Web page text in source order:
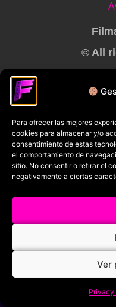
Para ofrecer las mejores
cookies para almacenar y/o
consentimiento de estas
el comportamiento de
sitio. No consentir o retirar el
negativamente a ciertas
Ver
Privacy
© All